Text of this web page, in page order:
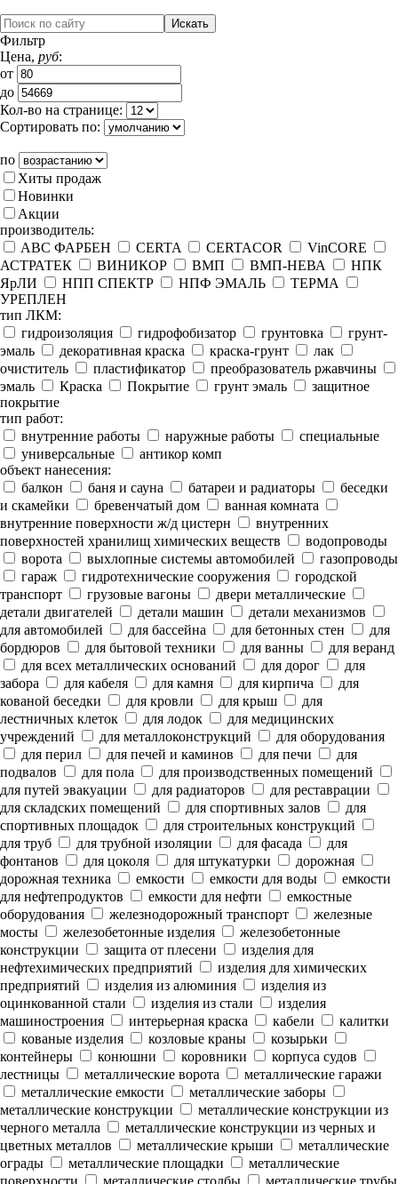
Фильтр
Цена, руб:
от
до
Кол-во на странице:
Сортировать по:
по
Хиты продаж
Новинки
Акции
производитель:
ABC ФАРБЕН
CERTA CERTACOR
VinCORE
АСТРАТЕК
ВИНИКОР ВМП ВМП-НЕВА
НПК
ЯрЛИ
НПП СПЕКТР НПФ ЭМАЛЬ
ТЕРМА
УРЕПЛЕН
тип ЛКМ:
гидроизоляция
гидрофобизатор грунтовка
грунт-
эмаль
декоративная краска краска-грунт
лак
очиститель
пластификатор
преобразователь ржавчины
эмаль
Краска Покрытие грунт эмаль
защитное
покрытие
тип работ:
внутренние работы
наружные работы
специальные
универсальные
антикор комп
объект нанесения:
балкон
баня и сауна батареи и радиаторы
беседки
и скамейки
бревенчатый дом
ванная комната
внутренние поверхности ж/д цистерн
внутренних
поверхностей хранилищ химических веществ
водопроводы
ворота
выхлопные системы автомобилей
газопроводы
гараж
гидротехнические сооружения
городской
транспорт
грузовые вагоны
двери металлические
детали двигателей
детали машин
детали механизмов
для автомобилей
для бассейна для бетонных стен
для
бордюров
для бытовой техники для ванны
для веранд
для всех металлических оснований
для дорог
для
забора
для кабеля для камня для кирпича
для
кованой беседки
для кровли для крыш
для
лестничных клеток
для лодок
для медицинских
учреждений
для металлоконструкций
для оборудования
для перил
для печей и каминов для печи
для
подвалов
для пола
для производственных помещений
для путей эвакуации
для радиаторов
для реставрации
для складских помещений
для спортивных залов
для
спортивных площадок
для строительных конструкций
для труб
для трубной изоляции для фасада
для
фонтанов
для цоколя для штукатурки
дорожная
дорожная техника
емкости емкости для воды
емкости
для нефтепродуктов
емкости для нефти
емкостные
оборудования
железнодорожный транспорт
железные
мосты
железобетонные изделия
железобетонные
конструкции
защита от плесени
изделия для
нефтехимических предприятий
изделия для химических
предприятий
изделия из алюминия
изделия из
оцинкованной стали
изделия из стали
изделия
машиностроения
интерьерная краска кабели
калитки
кованые изделия
козловые краны
козырьки
контейнеры
конюшни коровники
корпуса судов
лестницы
металлические ворота
металлические гаражи
металлические емкости
металлические заборы
металлические конструкции
металлические конструкции из
черного металла
металлические конструкции из черных и
цветных металлов
металлические крыши
металлические
ограды
металлические площадки
металлические
поверхности
металлические столбы металлические трубы